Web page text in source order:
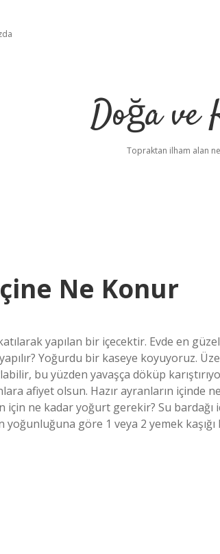
Doğa ve
Topraktan ilham alan
Ne Konur
yapılan bir içecektir. Evde en güzel
Yoğurdu bir kaseye koyuyoruz.
bu yüzden yavaşça döküp
afiyet olsun. Hazır ayranların içinde
ne kadar yoğurt gerekir? Su bardağı
yoğunluğuna göre 1 veya 2 yemek